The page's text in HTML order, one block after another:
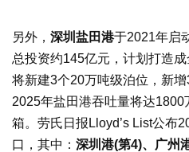
另外， 深圳盐田港于2021年启
总投资约145亿元，计划打造
将新建3个20万吨级泊位，新
2025年盐田港吞吐量将达
箱。劳氏日报Lloyd’s List公布
口，其中： 深圳港(第4)、广州